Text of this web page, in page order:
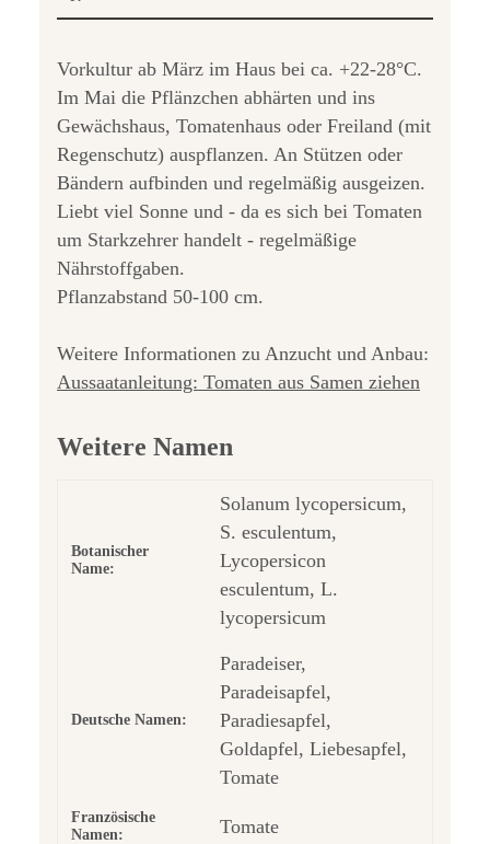
Vorkultur ab März im Haus bei ca. +22-28°C.
Im Mai die Pflänzchen abhärten und ins
Gewächshaus, Tomatenhaus oder Freiland (mit
Regenschutz) auspflanzen. An Stützen oder
Bändern aufbinden und regelmäßig ausgeizen.
Liebt viel Sonne und - da es sich bei Tomaten
um Starkzehrer handelt - regelmäßige
Nährstoffgaben.
Pflanzabstand 50-100 cm.
Weitere Informationen zu Anzucht und Anbau:
Aussaatanleitung: Tomaten aus Samen ziehen
Weitere Namen
Botanischer
Name:
Solanum lycopersicum,
S. esculentum,
Lycopersicon
esculentum, L.
lycopersicum
Deutsche Namen:
Paradeiser,
Paradeisapfel,
Paradiesapfel,
Goldapfel, Liebesapfel,
Tomate
Französische
Namen:
Tomate